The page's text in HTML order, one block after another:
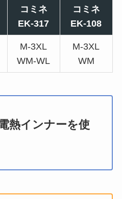
コミネ
EK-317
コミネ
EK-108
M-3XL
WM-WL
M-3XL
WM
熱インナーを使